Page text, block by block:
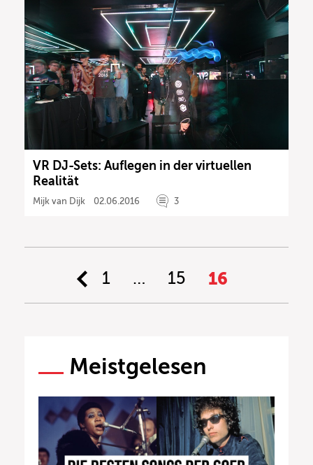
VR DJ-Sets: Auflegen in der virtuellen
Realität
Mijk van Dijk 02.06.2016 3
1 … 15 16
Meistgelesen